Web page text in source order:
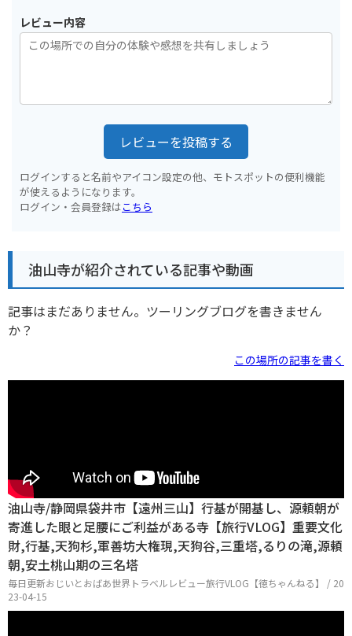
レビュー内容
レビューを投稿する
ログインすると名前やアイコン設定の他、モトスポットの便利機能
が使えるようになります。
ログイン・会員登録はこちら
油山寺が紹介されている記事や動画
記事はまだありません。ツーリングブログを書きません
か？
この場所の記事を書く
油山寺/静岡県袋井市【遠州三山】行基が開基し、源頼朝が
寄進した眼と足腰にご利益がある寺【旅行VLOG】重要文化
財,行基,天狗杉,軍善坊大権現,天狗谷,三重塔,るりの滝,源頼
朝,安土桃山期の三名塔
毎日更新おじいとおばあ世界トラベルレビュー旅行VLOG【徳ちゃんねる】 / 20
23-04-15